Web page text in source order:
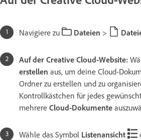
Navigiere zu Dateien >
Auf der Creative Cloud-Website:
erstellen aus, um deine Cloud-
Ordner zu erstellen und zu
Kontrollkästchen für jedes
mehrere Cloud-Dokumente
Wähle das Symbol Listenansicht